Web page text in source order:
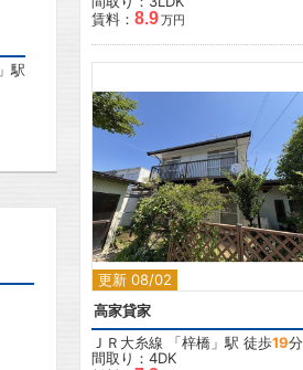
」駅
賃料： 8.9万円
更新 08/02
2
高家貸家
ＪＲ大糸線 「梓橋 」駅 徒歩19分
間取り：4DK